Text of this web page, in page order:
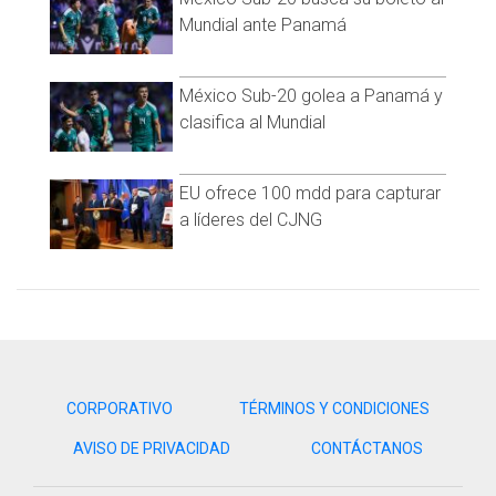
y reportar cualquier emergencia al 9-1-1.
Visita y accede a todo nuestro contenido |
www.cadenanoticias.com| Twitter:@cadena_noticias|
Facebook:@cadenanoticiasmx| Instagram:
@cadenanoticiasmx | TikTok: @CadenaNoticias
Whatsapp:@CadenaNoticias
Mundial ante Panamá
México Sub-20 golea a Panamá y
clasifica al Mundial
EU ofrece 100 mdd para capturar
a líderes del CJNG
CORPORATIVO TÉRMINOS Y CONDICIONES
AVISO DE PRIVACIDAD CONTÁCTANOS